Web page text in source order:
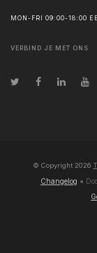
MON-FRI 09:00-18:00
VERBIND JE MET ONS
© Copyright 2026
Changelog ●